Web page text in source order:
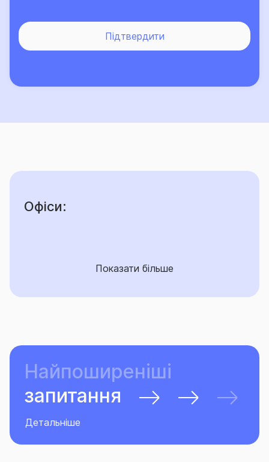
Підтвердити
Офіси:
Показати більше
Найпоширеніші
запитання
Детальніше